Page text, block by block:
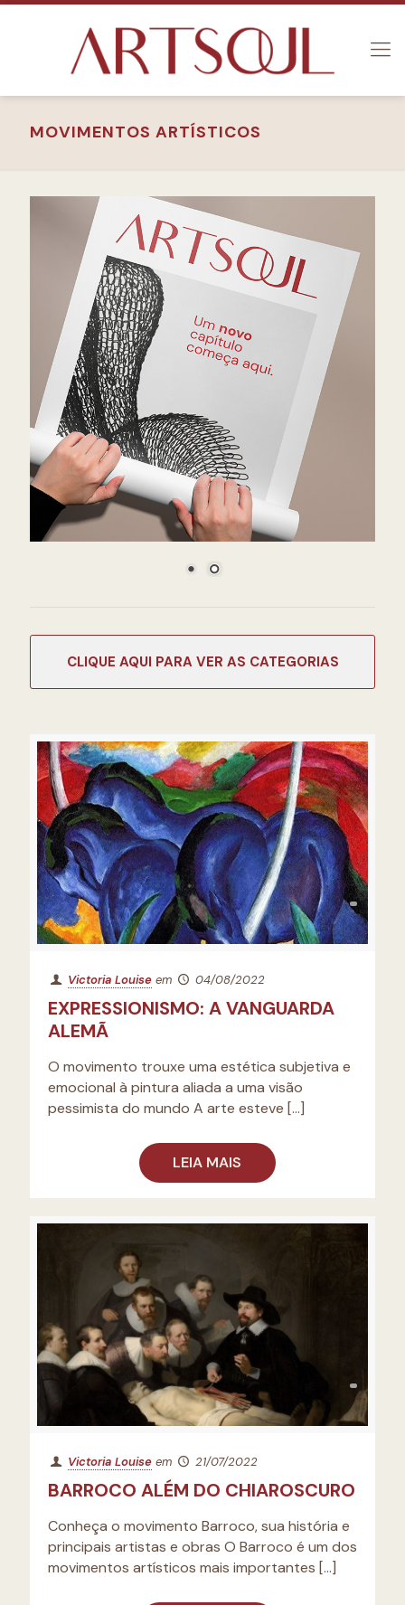
MOVIMENTOS ARTÍSTICOS
Victoria Louise em 04/08/2022
EXPRESSIONISMO: A VANGUARDA
ALEMÃ
O movimento trouxe uma estética subjetiva e
emocional à pintura aliada a uma visão
pessimista do mundo A arte esteve […]
LEIA MAIS
Victoria Louise em 21/07/2022
BARROCO ALÉM DO CHIAROSCURO
Conheça o movimento Barroco, sua história e
principais artistas e obras O Barroco é um dos
movimentos artísticos mais importantes […]
CATEGORIAS